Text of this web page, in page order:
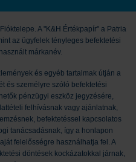
A "K&H Értékpapír" a Patria
az ügyfelek tényleges befektetési
márkanév.
és egyéb tartalmak útján a
és személyre szóló befektetési
pénzügyi eszköz jegyzésére,
felhívásnak vagy ajánlatnak,
befektetéssel kapcsolatos
tanácsadásnak, így a honlapon
felelősségre használhatja fel. A
döntések kockázatokkal járnak,